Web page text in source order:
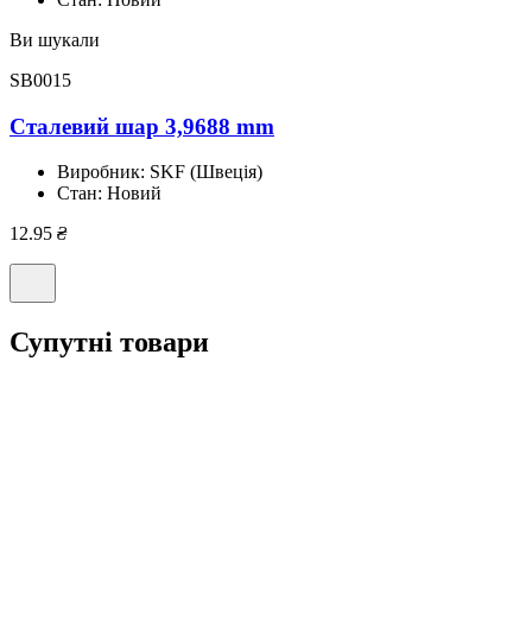
Ви шукали
SB0015
Сталевий шар 3,9688 mm
Виробник: SKF (Швеція)
Стан: Новий
12.95 ₴
Супутні товари